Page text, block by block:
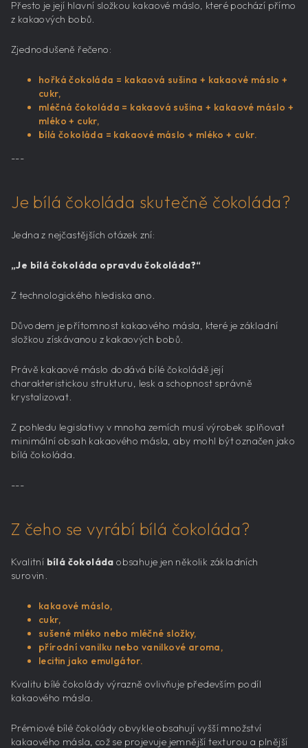
Přesto je její hlavní složkou kakaové máslo, které pochází přímo
z kakaových bobů.
Zjednodušeně řečeno:
hořká čokoláda = kakaová sušina + kakaové máslo +
cukr,
mléčná čokoláda = kakaová sušina + kakaové máslo +
mléko + cukr,
bílá čokoláda = kakaové máslo + mléko + cukr.
---
Je bílá čokoláda skutečně čokoláda?
Jedna z nejčastějších otázek zní:
„Je bílá čokoláda opravdu čokoláda?“
Z technologického hlediska ano.
Důvodem je přítomnost kakaového másla, které je základní
složkou získávanou z kakaových bobů.
Právě kakaové máslo dodává bílé čokoládě její
charakteristickou strukturu, lesk a schopnost správně
krystalizovat.
Z pohledu legislativy v mnoha zemích musí výrobek splňovat
minimální obsah kakaového másla, aby mohl být označen jako
bílá čokoláda.
---
Z čeho se vyrábí bílá čokoláda?
Kvalitní bílá čokoláda obsahuje jen několik základních
surovin.
kakaové máslo,
cukr,
sušené mléko nebo mléčné složky,
přírodní vanilku nebo vanilkové aroma,
lecitin jako emulgátor.
Kvalitu bílé čokolády výrazně ovlivňuje především podíl
kakaového másla.
Prémiové bílé čokolády obvykle obsahují vyšší množství
kakaového másla, což se projevuje jemnější texturou a plnější